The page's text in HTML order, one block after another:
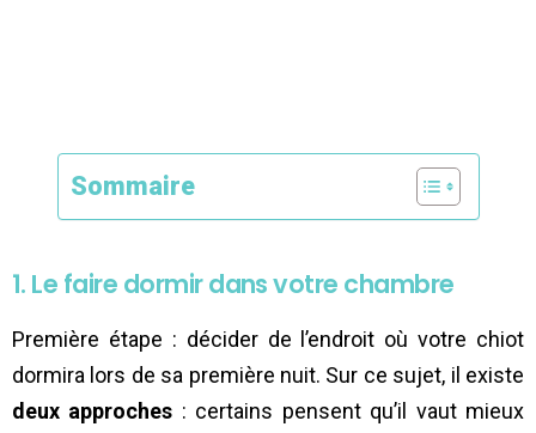
Sommaire
1. Le faire dormir dans votre chambre
Première étape : décider de l’endroit où votre chiot
dormira lors de sa première nuit. Sur ce sujet, il existe
deux approches : certains pensent qu’il vaut mieux